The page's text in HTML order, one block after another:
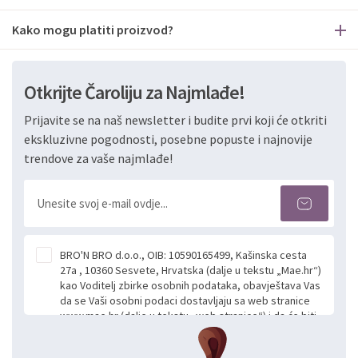
Kako mogu platiti proizvod?
Otkrijte Čaroliju za Najmlađe!
Prijavite se na naš newsletter i budite prvi koji će otkriti
ekskluzivne pogodnosti, posebne popuste i najnovije
trendove za vaše najmlađe!
BRO'N BRO d.o.o., OIB: 10590165499, Kašinska cesta
27a , 10360 Sesvete, Hrvatska (dalje u tekstu „Mae.hr“)
kao Voditelj zbirke osobnih podataka, obavještava Vas
da se Vaši osobni podaci dostavljaju sa web stranice
www.mae.hr (dalje u tekstu „web stranice“) i da će biti
obrađeni. Prihvaćanjem ove Izjave smatra se da
slobodno i izričito dajete privolu za prikupljanje i daljnju